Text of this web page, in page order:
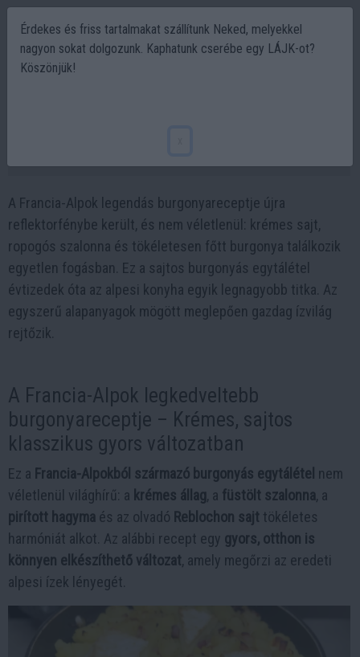
A Francia-Alpok legendás burgonyareceptje újra
reflektorfénybe került, és nem véletlenül: krémes sajt,
ropogós szalonna és tökéletesen főtt burgonya találkozik
egyetlen fogásban. Ez a sajtos burgonyás egytálétel
évtizedek óta az alpesi konyha egyik legnagyobb titka. Az
egyszerű alapanyagok mögött meglepően gazdag ízvilág
rejtőzik.
A Francia-Alpok legkedveltebb
burgonyareceptje – Krémes, sajtos
klasszikus gyors változatban
Ez a Francia-Alpokból származó burgonyás egytálétel nem
véletlenül világhírű: a krémes állag, a füstölt szalonna, a
pirított hagyma és az olvadó Reblochon sajt tökéletes
harmóniát alkot. Az alábbi recept egy gyors, otthon is
könnyen elkészíthető változat, amely megőrzi az eredeti
alpesi ízek lényegét.
Érdekes és friss tartalmakat szállítunk Neked, melyekkel
nagyon sokat dolgozunk. Kaphatunk cserébe egy LÁJK-ot?
Köszönjük!